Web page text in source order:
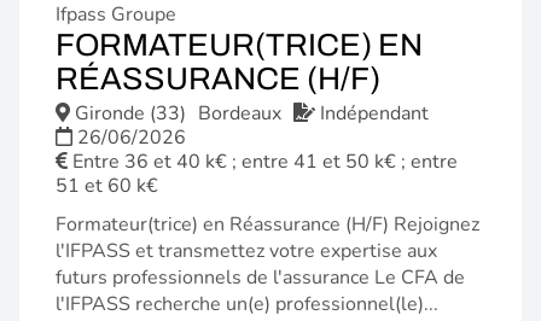
Ifpass Groupe
FORMATEUR(TRICE) EN
RÉASSURANCE (H/F)
FENÊTRE)
Gironde (33) Bordeaux
Indépendant
26/06/2026
Entre 36 et 40 k€ ; entre 41 et 50 k€ ; entre
51 et 60 k€
Formateur(trice) en Réassurance (H/F) Rejoignez
l'IFPASS et transmettez votre expertise aux
futurs professionnels de l'assurance Le CFA de
l'IFPASS recherche un(e) professionnel(le)...